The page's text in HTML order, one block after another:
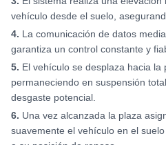
vehículo desde el suelo,
4. La comunicación de datos
garantiza un control constante y
5. El vehículo se desplaza hacia la
permaneciendo en suspensión
desgaste potencial.
6. Una vez alcanzada la plaza
suavemente el vehículo en el